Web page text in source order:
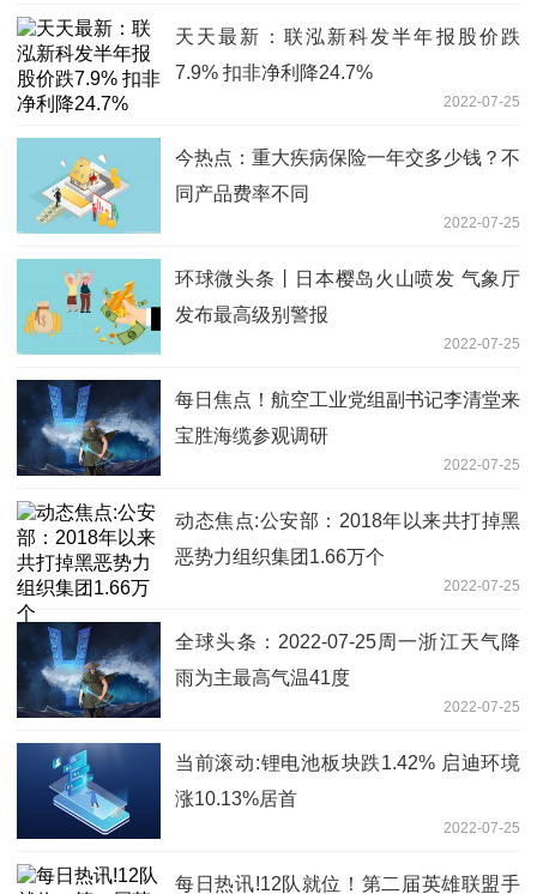
天天最新：联泓新科发半年报股价跌
7.9% 扣非净利降24.7%
2022-07-25
今热点：重大疾病保险一年交多少钱？不
同产品费率不同
2022-07-25
环球微头条丨日本樱岛火山喷发 气象厅
发布最高级别警报
2022-07-25
每日焦点！航空工业党组副书记李清堂来
宝胜海缆参观调研
2022-07-25
动态焦点:公安部：2018年以来共打掉黑
恶势力组织集团1.66万个
2022-07-25
全球头条：2022-07-25周一浙江天气降
雨为主最高气温41度
2022-07-25
当前滚动:锂电池板块跌1.42% 启迪环境
涨10.13%居首
2022-07-25
每日热讯!12队就位！第二届英雄联盟手